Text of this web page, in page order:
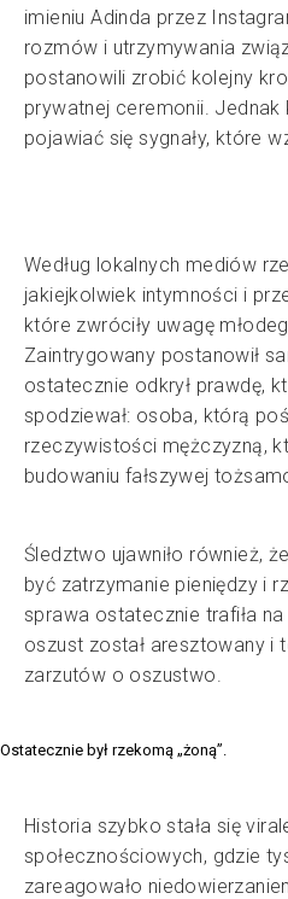
imieniu Adinda przez
rozmów i utrzymywania
postanowili zrobić kolejny
prywatnej ceremonii. Jednak
pojawiać się sygnały, które
Według lokalnych mediów
jakiejkolwiek intymności i
które zwróciły uwagę
Zaintrygowany postanowił
ostatecznie odkrył prawdę,
spodziewał: osoba, którą
rzeczywistości mężczyzną,
budowaniu fałszywej
Śledztwo ujawniło również,
być zatrzymanie pieniędzy i
sprawa ostatecznie trafiła
oszust został aresztowany i
zarzutów o oszustwo.
Ostatecznie był rzekomą „żoną”.
Historia szybko stała się
społecznościowych, gdzie
zareagowało